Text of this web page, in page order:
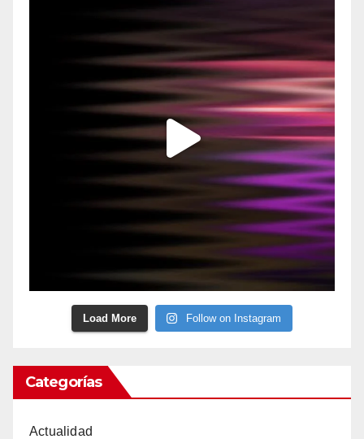
Load More Follow on Instagram
Categorías
Actualidad